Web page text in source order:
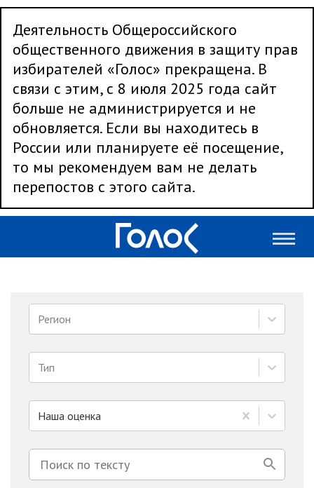
Деятельность Общероссийского
общественного движения в защиту прав
избирателей «Голос» прекращена. В
связи с этим, с 8 июля 2025 года сайт
больше не администрируется и не
обновляется. Если вы находитесь в
России или планируете её посещение,
то мы рекомендуем вам не делать
перепостов с этого сайта.
Регион
Тип
Наша оценка